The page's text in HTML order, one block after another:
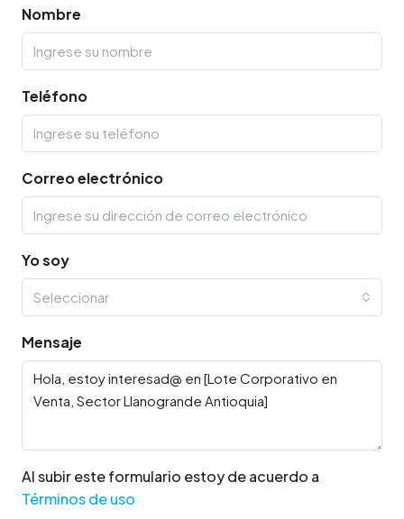
Nombre
Teléfono
Correo electrónico
Yo soy
Seleccionar
Mensaje
Al subir este formulario estoy de acuerdo a
Términos de uso